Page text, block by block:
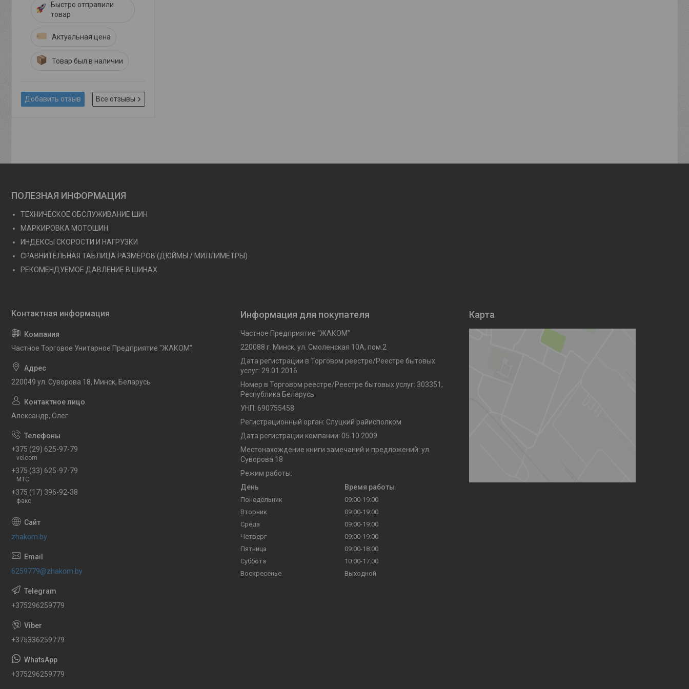
Быстро отправили
товар
Актуальная цена
Товар был в наличии
Добавить отзыв Все отзывы
ПОЛЕЗНАЯ ИНФОРМАЦИЯ
ТЕХНИЧЕСКОЕ ОБСЛУЖИВАНИЕ ШИН
МАРКИРОВКА МОТОШИН
ИНДЕКСЫ СКОРОСТИ И НАГРУЗКИ
СРАВНИТЕЛЬНАЯ ТАБЛИЦА РАЗМЕРОВ (ДЮЙМЫ / МИЛЛИМЕТРЫ)
РЕКОМЕНДУЕМОЕ ДАВЛЕНИЕ В ШИНАХ
Частное Торговое Унитарное Предприятие "ЖАКОМ"
220049 ул. Суворова 18, Минск, Беларусь
Александр, Олег
+375 (29) 625-97-79
velcom
+375 (33) 625-97-79
МТС
+375 (17) 396-92-38
факс
zhakom.by
6259779@zhakom.by
+375296259779
+375336259779
+375296259779
Информация для покупателя
Частное Предприятие "ЖАКОМ"
220088 г. Минск, ул. Смоленская 10A, пом.2
Дата регистрации в Торговом реестре/Реестре бытовых
услуг: 29.01.2016
Номер в Торговом реестре/Реестре бытовых услуг: 303351,
Республика Беларусь
УНП: 690755458
Регистрационный орган: Слуцкий райисполком
Дата регистрации компании: 05.10.2009
Местонахождение книги замечаний и предложений: ул.
Суворова 18
Режим работы:
День
Время работы
Понедельник
09:00-19:00
Вторник
09:00-19:00
Среда
09:00-19:00
Четверг
09:00-19:00
Пятница
09:00-18:00
Суббота
10:00-17:00
Воскресенье
Выходной
Карта